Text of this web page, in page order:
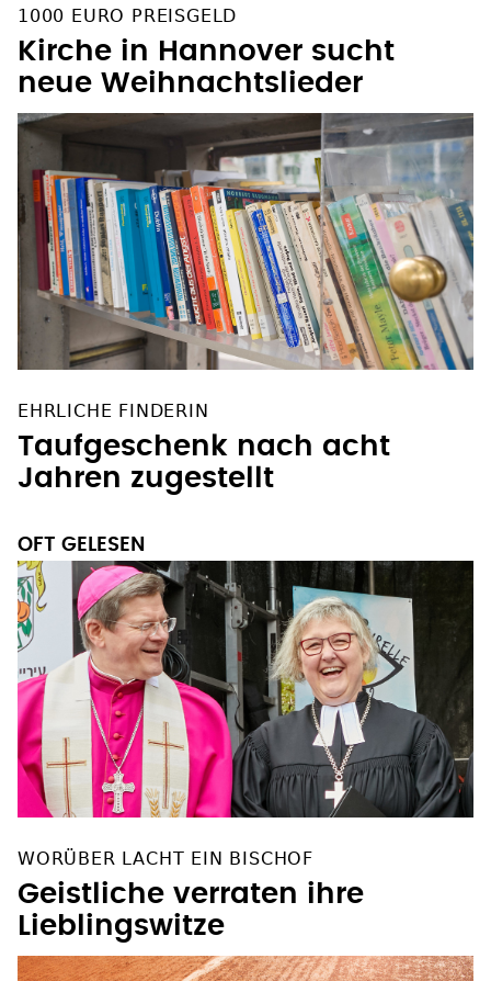
1000 EURO PREISGELD
Kirche in Hannover sucht
neue Weihnachtslieder
EHRLICHE FINDERIN
Taufgeschenk nach acht
Jahren zugestellt
OFT GELESEN
WORÜBER LACHT EIN BISCHOF
Geistliche verraten ihre
Lieblingswitze